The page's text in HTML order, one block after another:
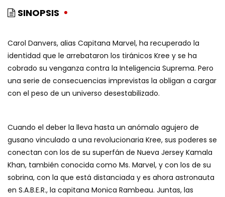
SINOPSIS
Carol Danvers, alias Capitana Marvel, ha recuperado la
identidad que le arrebataron los tiránicos Kree y se ha
cobrado su venganza contra la Inteligencia Suprema. Pero
una serie de consecuencias imprevistas la obligan a cargar
con el peso de un universo desestabilizado.
Cuando el deber la lleva hasta un anómalo agujero de
gusano vinculado a una revolucionaria Kree, sus poderes se
conectan con los de su superfán de Nueva Jersey Kamala
Khan, también conocida como Ms. Marvel, y con los de su
sobrina, con la que está distanciada y es ahora astronauta
en S.A.B.E.R., la capitana Monica Rambeau. Juntas, las